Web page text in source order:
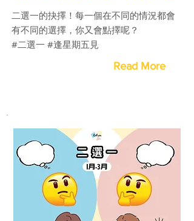
二選一的抉擇！每一個在不同的情況都會
有不同的選擇，你又會點擇呢？
#二選一 #逢星期五見
Read More